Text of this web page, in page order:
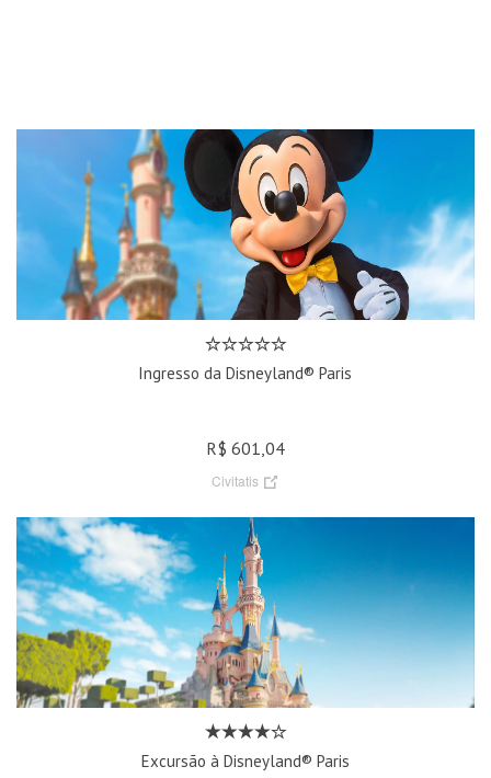
Ingresso da Disneyland® Paris
R$ 601,04
Civitatis
Excursão à Disneyland® Paris